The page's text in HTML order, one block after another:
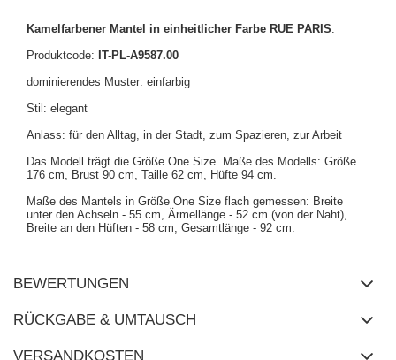
Kamelfarbener Mantel in einheitlicher Farbe RUE PARIS
Produktcode: IT-PL-A9587.00
dominierendes Muster: einfarbig
Stil: elegant
Anlass: für den Alltag, in der Stadt, zum Spazieren, zur Arbeit
Das Modell trägt die Größe One Size. Maße des Modells: Größe
176 cm, Brust 90 cm, Taille 62 cm, Hüfte 94 cm
Maße des Mantels in Größe One Size flach gemessen: Breite
unter den Achseln - 55 cm, Ärmellänge - 52 cm (von der Naht),
Breite an den Hüften - 58 cm, Gesamtlänge - 92 cm.
BEWERTUNGEN
RÜCKGABE & UMTAUSCH
VERSANDKOSTEN